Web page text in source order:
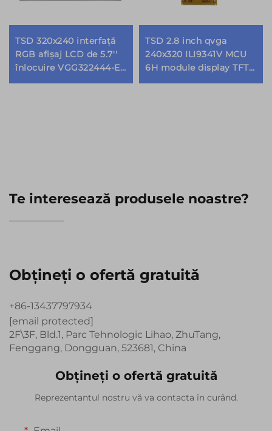
TSD 320x240 interfață
RGB afișaj LCD de 5.7''
înlocuire VGG322444-E
modul LCD TFT de 5.7
TSD 2.8 inch qvga
240x320 ILI9341V MCU
6H module display TFT
LCD
Te interesează produsele noastre?
Obțineți o ofertă gratuită
+86-13437797934
[email protected]
2F\3F, Bld.1, Parc Tehnologic Lihao, ZhuTang,
Fenggang, Dongguan, 523681, China
Obțineți o ofertă gratuită
Reprezentantul nostru vă va contacta în curând.